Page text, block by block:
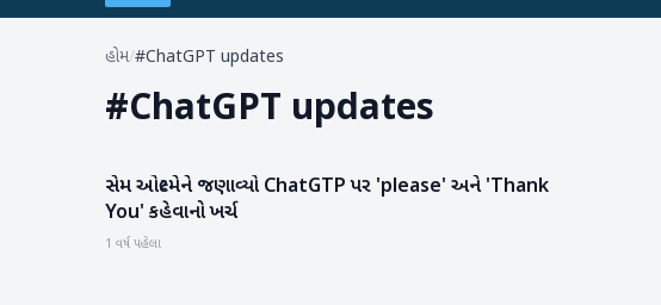
હોમ/#ChatGPT updates
#ChatGPT updates
ગેજેટ
સેમ ઓલ્ટમેને જણાવ્યો ChatGTP પર 'please' અને 'Thank
You' કહેવાનો ખર્ચ
1 વર્ષ પહેલા